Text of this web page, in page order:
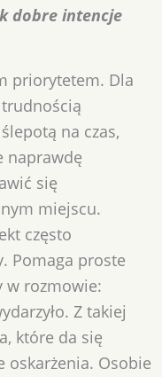
dobre intencje
priorytetem. Dla
trudnością
na czas,
naprawdę
się
miejscu.
często
Pomaga proste
w rozmowie:
Z takiej
które da się
oskarżenia. Osobie